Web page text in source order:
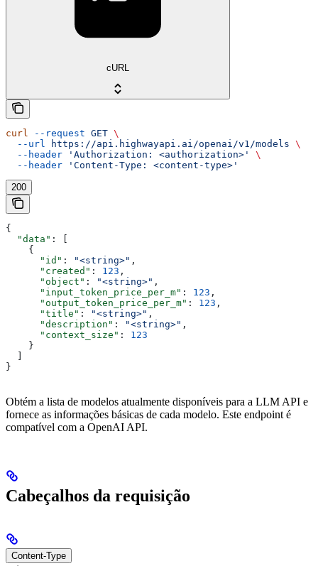
cURL
curl --request GET \
  --url
https://api.highwayapi.ai/openai/v1/models \
  --header
'Authorization: <authorization>'
\
  --header
'Content-Type: <content-type>'
200
{
  "data"
: [
    {
      "id"
: "<string>" ,
      "created"
: 123 ,
      "object"
: "<string>" ,
      "input_token_price_per_m"
: 123 ,
      "output_token_price_per_m"
: 123 ,
      "title"
: "<string>" ,
      "description"
: "<string>" ,
      "context_size"
: 123
    }
}
Obtém a lista de modelos atualmente disponíveis para a LLM API e
fornece as informações básicas de cada modelo. Este endpoint é
compatível com a OpenAI API.
Cabeçalhos da requisição
Content-Type